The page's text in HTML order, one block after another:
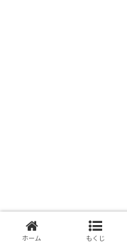
ホーム もくじ